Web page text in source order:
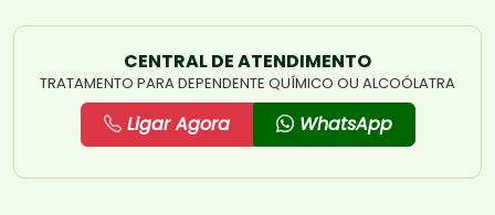
CENTRAL DE ATENDIMENTO
TRATAMENTO PARA DEPENDENTE QUÍMICO OU ALCOÓLATRA
Ligar Agora WhatsApp